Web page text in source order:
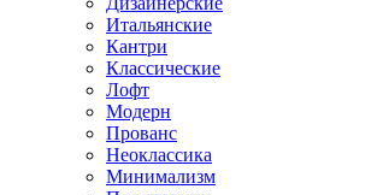
Итальянские
Кантри
Классические
Лофт
Модерн
Прованс
Неоклассика
Минимализм